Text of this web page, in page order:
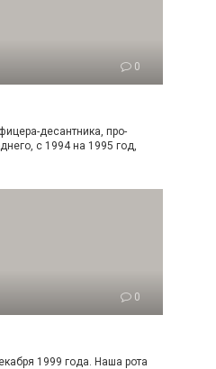
0
десантника, про­
с 1994 на 1995 год,
0
1999 года. Наша рота